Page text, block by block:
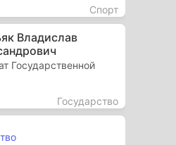
Спорт
Владислав
Государственной
Государство